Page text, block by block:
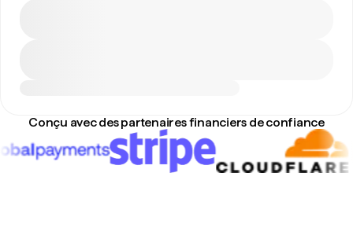
Conçu avec des partenaires financiers de confiance